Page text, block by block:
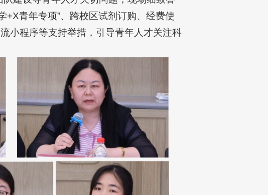
+X青年专项”、跨校区试剂订购、经费使
小程序等支持举措，引导青年人才关注科